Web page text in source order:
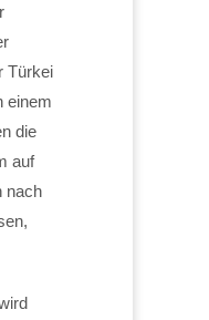
Türkei
einem
die
auf
nach